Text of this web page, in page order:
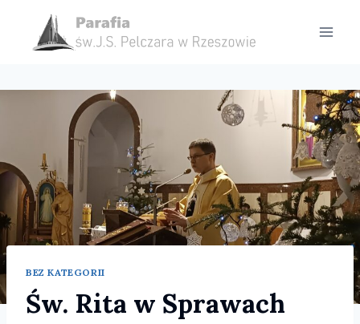
treści
BEZ KATEGORII
Św. Rita w Sprawach